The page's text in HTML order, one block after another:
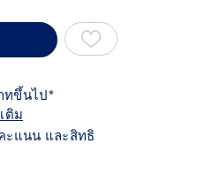
ทขึ้นไป*
ติม
ะแนน และสิทธิ